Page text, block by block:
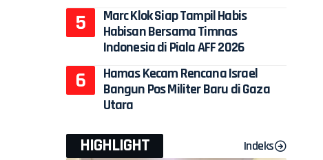
Marc Klok Siap Tampil Habis
Habisan Bersama Timnas
Indonesia di Piala AFF 2026
Hamas Kecam Rencana Israel
Bangun Pos Militer Baru di Gaza
Utara
HIGHLIGHT Indeks